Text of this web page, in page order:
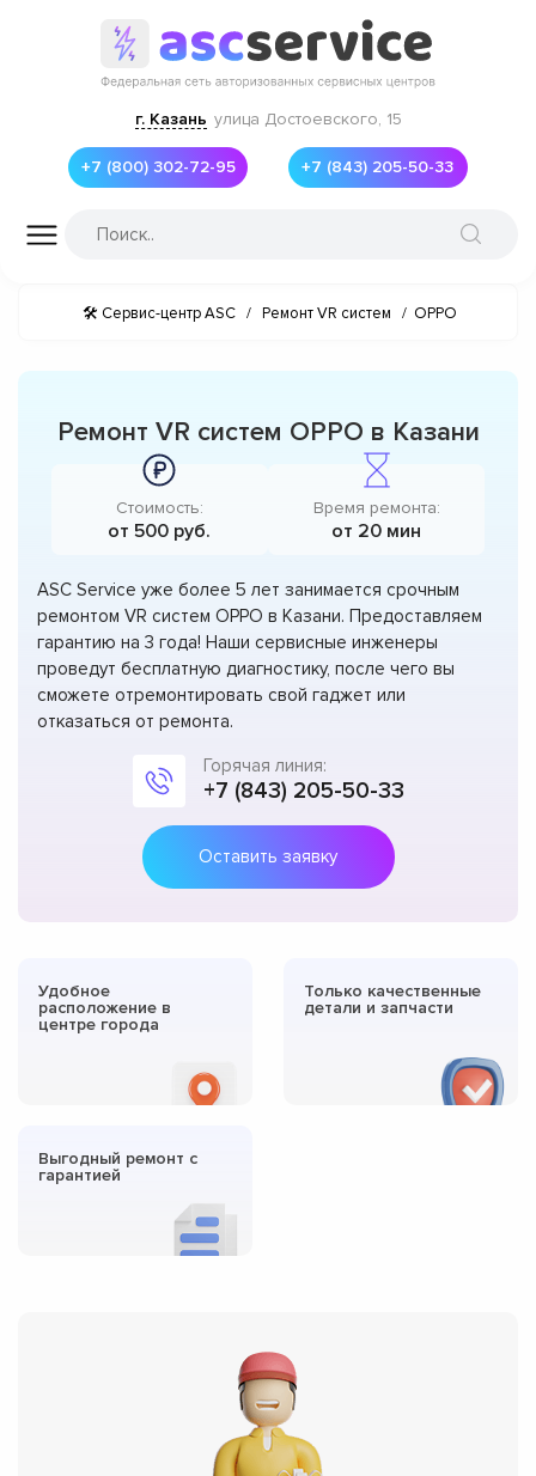
г. Казань улица Достоевского, 15
+7 (800) 302-72-95 +7 (843) 205-50-33
🛠 Сервис-центр ASC / Ремонт VR систем / OPPO
Ремонт VR систем OPPO в Казани
Стоимость:
от 500 руб.
Время ремонта:
от 20 мин
ASC Service уже более 5 лет занимается срочным
ремонтом VR систем OPPO в Казани. Предоставляем
гарантию на 3 года! Наши сервисные инженеры
проведут бесплатную диагностику, после чего вы
сможете отремонтировать свой гаджет или
отказаться от ремонта.
Горячая линия:
+7 (843) 205-50-33
Оставить заявку
Удобное
расположение в
центре города
Только качественные
детали и запчасти
Выгодный ремонт с
гарантией